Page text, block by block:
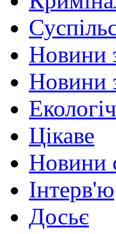
Новини
Новини
Цікаве
Новини
Інтерв'ю
Досьє